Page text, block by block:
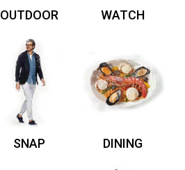
OUTDOOR WATCH
SNAP DINING